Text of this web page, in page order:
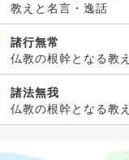
教えと名言・逸話
諸行無常
仏教の根幹となる教え
諸法無我
仏教の根幹となる教え